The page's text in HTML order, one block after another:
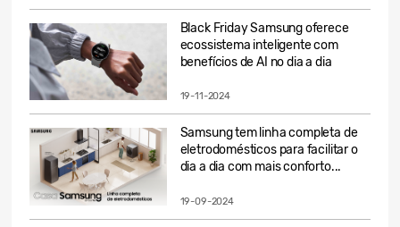
Black Friday Samsung oferece
ecossistema inteligente com
benefícios de AI no dia a dia
19-11-2024
Samsung tem linha completa de
eletrodomésticos para facilitar o
dia a dia com mais conforto...
19-09-2024